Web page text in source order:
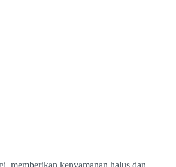
memberikan kenyamanan halus dan